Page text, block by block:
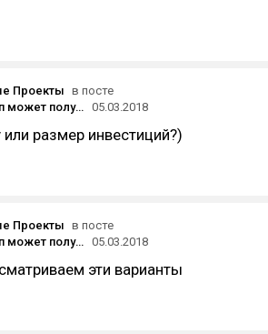
Проекты в посте
Откуда стартап может получить инвестиции? 05.03.2018
размер инвестиций?)
Проекты в посте
Откуда стартап может получить инвестиции? 05.03.2018
эти варианты